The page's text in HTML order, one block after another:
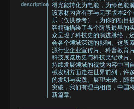
description 得光能转化为电能，为绿色能
该素材内含有字与无字版本2
乐（仅供参考），为你的项目
容精确描绘了各个阶段最早的
众呈现了科技史的演进脉络，
会各个领域深远的影响。这段
源行业企业宣传片、科普教育
科技展览历史与科技类纪录片
持续发展领域的视觉内容中国
械发明方面走在世界前列，许
的发明与实践。展望未来，随
突破，我们有理由相信，中国
新篇章。